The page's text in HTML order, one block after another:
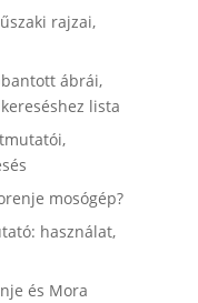
rajzai,
ábrái,
lista
mosógép?
használat,
és Mora